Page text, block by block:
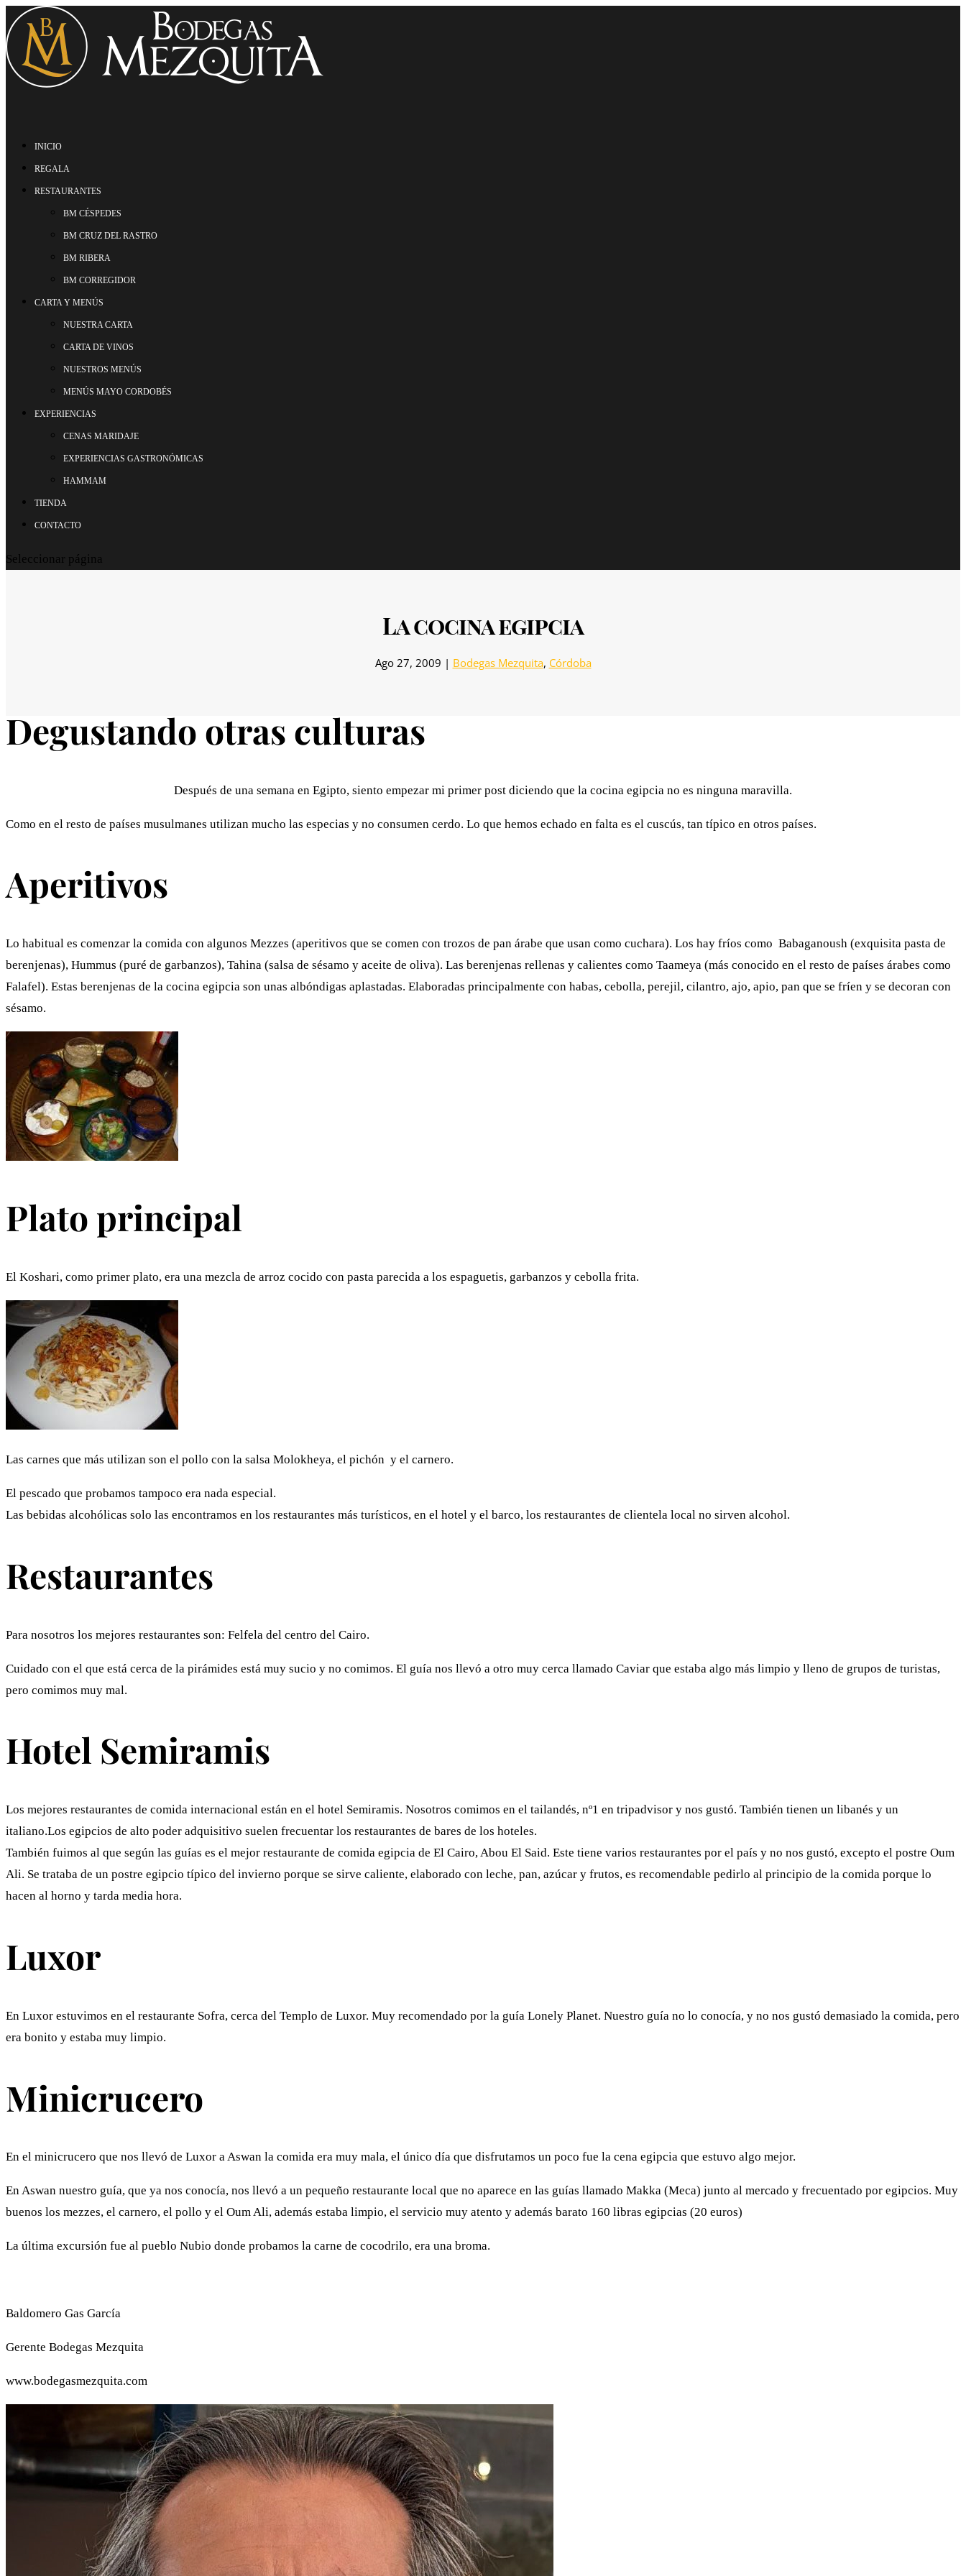
INICIO
REGALA
RESTAURANTES
BM CÉSPEDES
BM CRUZ DEL RASTRO
BM RIBERA
BM CORREGIDOR
CARTA Y MENÚS
NUESTRA CARTA
CARTA DE VINOS
NUESTROS MENÚS
MENÚS MAYO CORDOBÉS
EXPERIENCIAS
CENAS MARIDAJE
EXPERIENCIAS GASTRONÓMICAS
HAMMAM
TIENDA
CONTACTO
Seleccionar página
La cocina egipcia
Ago 27, 2009 | Bodegas Mezquita, Córdoba
Degustando otras culturas
Después de una semana en Egipto, siento empezar mi primer post diciendo que la cocina egipcia no es ninguna maravilla.
Como en el resto de países musulmanes utilizan mucho las especias y no consumen cerdo. Lo que hemos echado en falta es el cuscús, tan típico en otros países.
Aperitivos
Lo habitual es comenzar la comida con algunos Mezzes (aperitivos que se comen con trozos de pan árabe que usan como cuchara). Los hay fríos como Babaganoush (exquisita pasta de
berenjenas), Hummus (puré de garbanzos), Tahina (salsa de sésamo y aceite de oliva). Las berenjenas rellenas y calientes como Taameya (más conocido en el resto de países árabes como
Falafel). Estas berenjenas de la cocina egipcia son unas albóndigas aplastadas. Elaboradas principalmente con habas, cebolla, perejil, cilantro, ajo, apio, pan que se fríen y se decoran con
sésamo.
Plato principal
El Koshari, como primer plato, era una mezcla de arroz cocido con pasta parecida a los espaguetis, garbanzos y cebolla frita.
Las carnes que más utilizan son el pollo con la salsa Molokheya, el pichón y el carnero.
El pescado que probamos tampoco era nada especial.
Las bebidas alcohólicas solo las encontramos en los restaurantes más turísticos, en el hotel y el barco, los restaurantes de clientela local no sirven alcohol.
Restaurantes
Para nosotros los mejores restaurantes son: Felfela del centro del Cairo.
Cuidado con el que está cerca de la pirámides está muy sucio y no comimos. El guía nos llevó a otro muy cerca llamado Caviar que estaba algo más limpio y lleno de grupos de turistas,
pero comimos muy mal.
Hotel Semiramis
Los mejores restaurantes de comida internacional están en el hotel Semiramis. Nosotros comimos en el tailandés, nº1 en tripadvisor y nos gustó. También tienen un libanés y un
italiano.Los egipcios de alto poder adquisitivo suelen frecuentar los restaurantes de bares de los hoteles.
También fuimos al que según las guías es el mejor restaurante de comida egipcia de El Cairo, Abou El Said. Este tiene varios restaurantes por el país y no nos gustó, excepto el postre Oum
Ali. Se trataba de un postre egipcio típico del invierno porque se sirve caliente, elaborado con leche, pan, azúcar y frutos, es recomendable pedirlo al principio de la comida porque lo
hacen al horno y tarda media hora.
Luxor
En Luxor estuvimos en el restaurante Sofra, cerca del Templo de Luxor. Muy recomendado por la guía Lonely Planet. Nuestro guía no lo conocía, y no nos gustó demasiado la comida, pero
era bonito y estaba muy limpio.
Minicrucero
En el minicrucero que nos llevó de Luxor a Aswan la comida era muy mala, el único día que disfrutamos un poco fue la cena egipcia que estuvo algo mejor.
En Aswan nuestro guía, que ya nos conocía, nos llevó a un pequeño restaurante local que no aparece en las guías llamado Makka (Meca) junto al mercado y frecuentado por egipcios. Muy
buenos los mezzes, el carnero, el pollo y el Oum Ali, además estaba limpio, el servicio muy atento y además barato 160 libras egipcias (20 euros)
La última excursión fue al pueblo Nubio donde probamos la carne de cocodrilo, era una broma.
Baldomero Gas García
Gerente Bodegas Mezquita
www.bodegasmezquita.com